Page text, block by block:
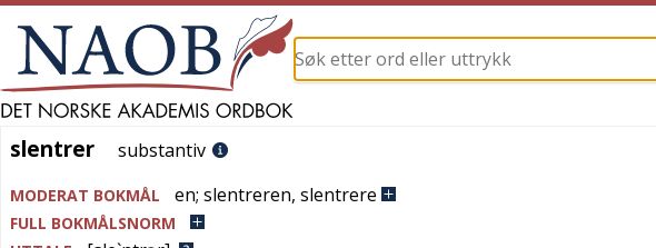
slentrer
slentrer substantiv
MODERAT BOKMÅL en; slentreren, slentrere
FULL BOKMÅLSNORM